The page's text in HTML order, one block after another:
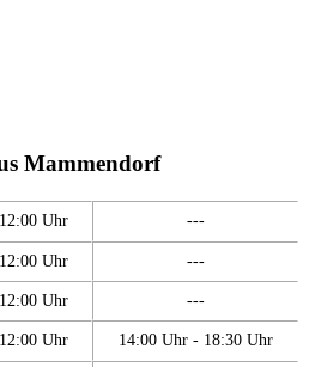
Mammendorf
Uhr ---
Uhr ---
Uhr ---
Uhr 14:00 Uhr - 18:30 Uhr